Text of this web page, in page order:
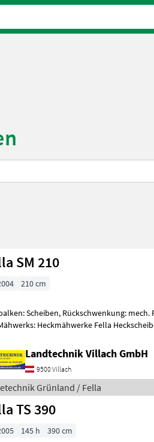
SM 210
210 cm
Scheiben, Rückschwenkung: mech.
Heckmähwerke Fella
Landtechnik Villach GmbH
9500 Villach
Grünland / Fella
TS 390
145 h 390 cm